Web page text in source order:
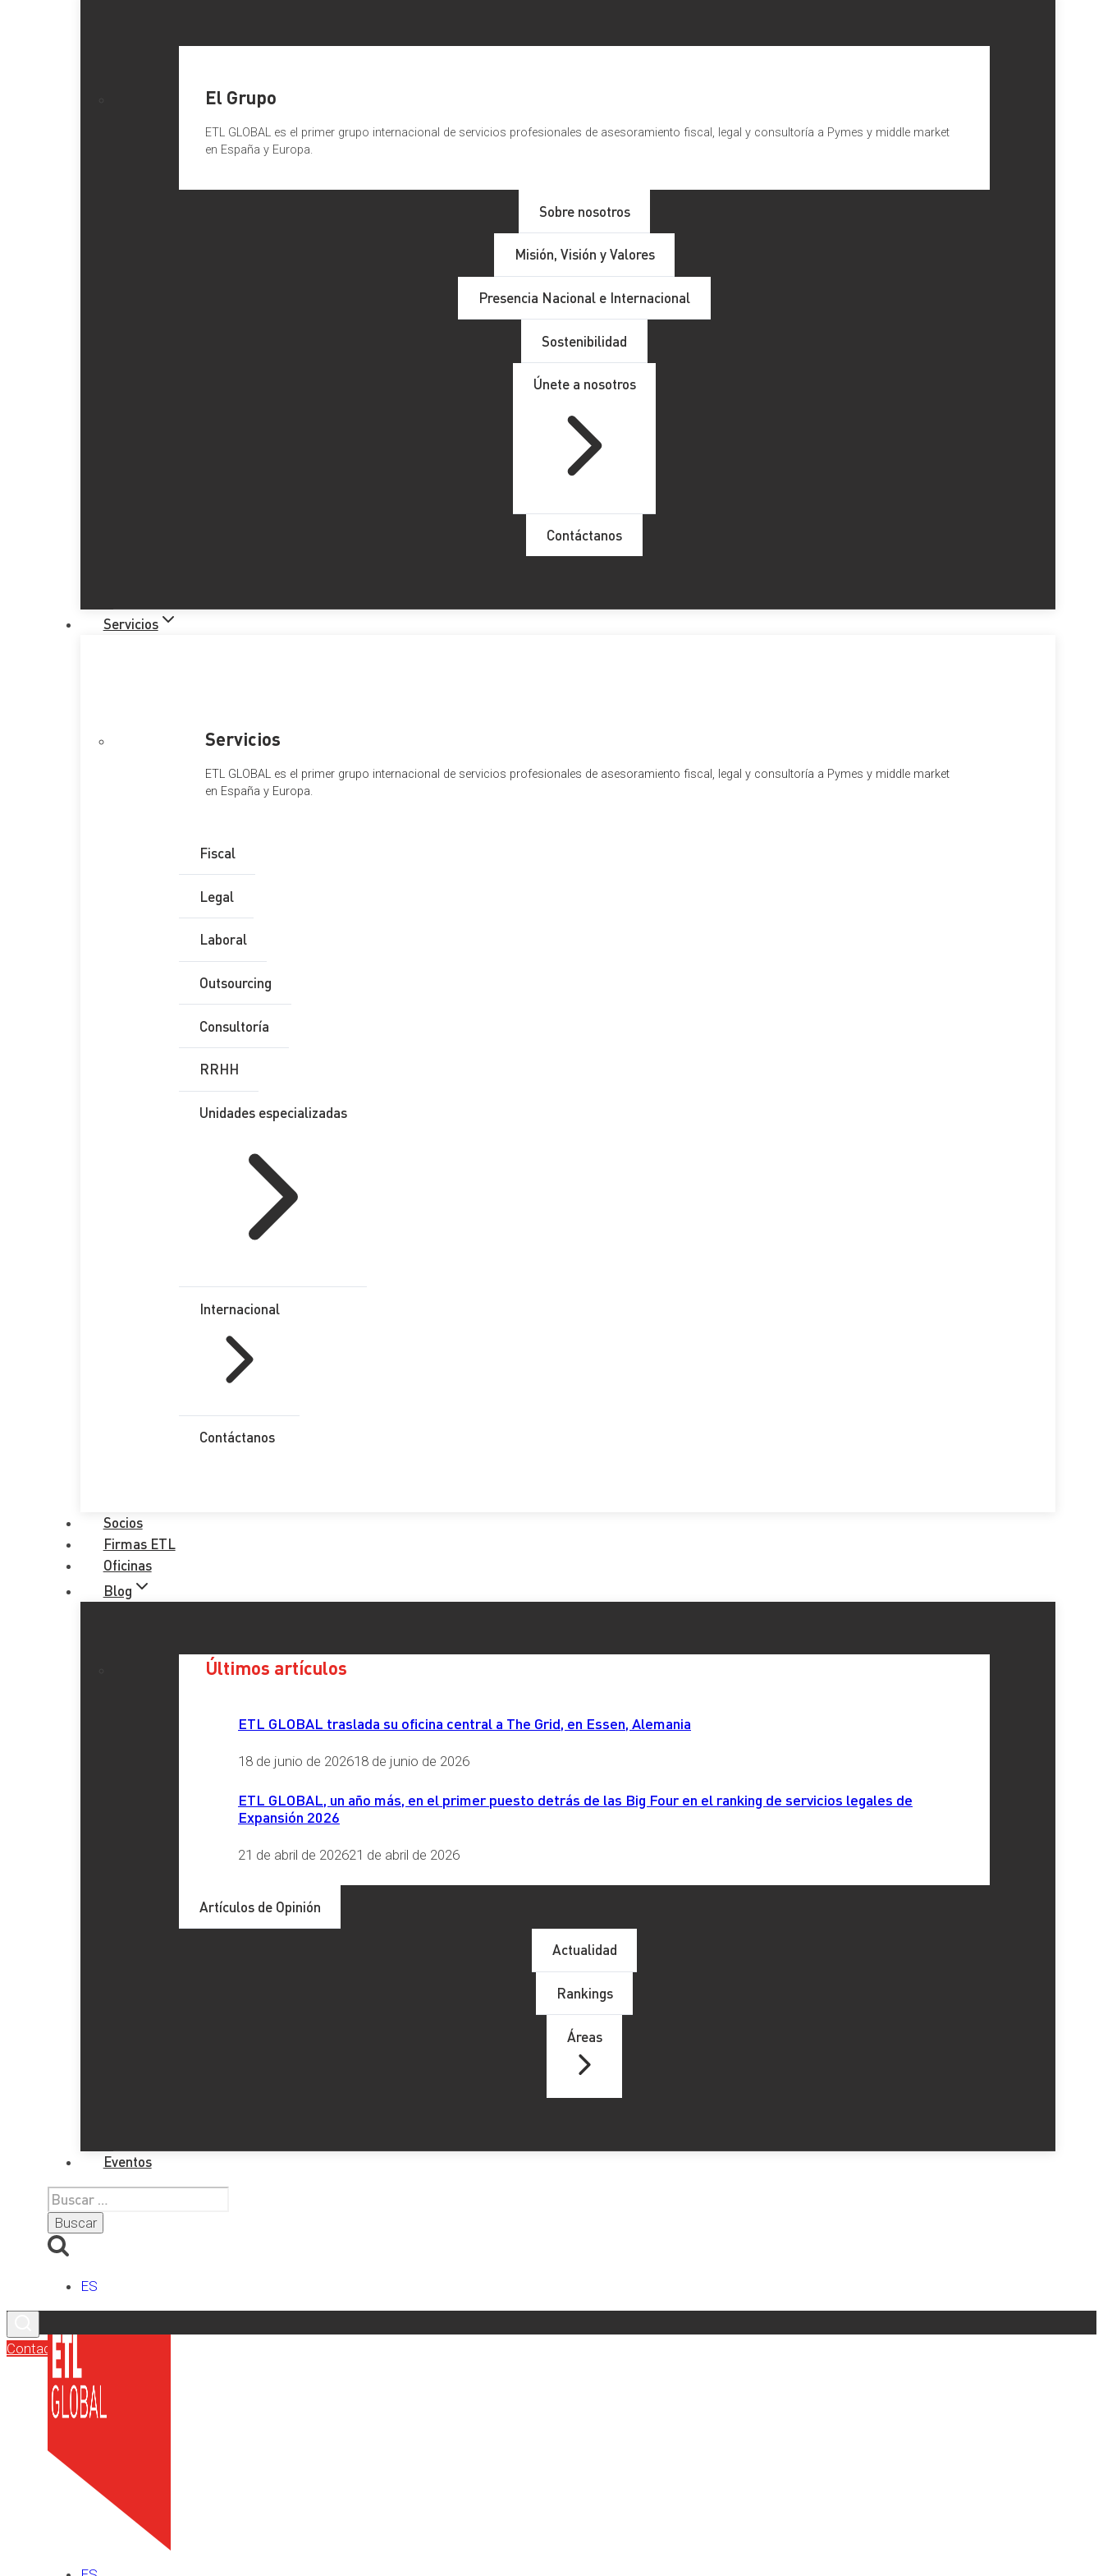
El Grupo
ETL GLOBAL es el primer grupo internacional de servicios profesionales de asesoramiento fiscal, legal y consultoría a Pymes y middle market
en España y Europa.
Sobre nosotros
Misión, Visión y Valores
Presencia Nacional e Internacional
Sostenibilidad
Únete a nosotros
Contáctanos
Servicios
Servicios
ETL GLOBAL es el primer grupo internacional de servicios profesionales de asesoramiento fiscal, legal y consultoría a Pymes y middle market
en España y Europa.
Fiscal
Legal
Laboral
Outsourcing
Consultoría
RRHH
Unidades especializadas
Internacional
Contáctanos
Socios
Firmas ETL
Oficinas
Blog
Últimos artículos
ETL GLOBAL traslada su oficina central a The Grid, en Essen, Alemania
18 de junio de 202618 de junio de 2026
ETL GLOBAL, un año más, en el primer puesto detrás de las Big Four en el ranking de servicios legales de
Expansión 2026
21 de abril de 202621 de abril de 2026
Artículos de Opinión
Actualidad
Rankings
Áreas
Eventos
Buscar:
ES
Contacto